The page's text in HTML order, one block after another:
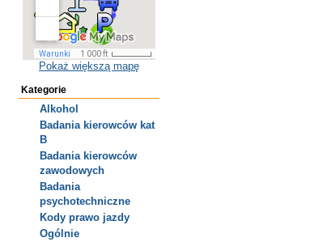
Pokaż większą mapę
Kategorie
Alkohol
Badania kierowców kat
B
Badania kierowców
zawodowych
Badania
psychotechniczne
Kody prawo jazdy
Ogólnie